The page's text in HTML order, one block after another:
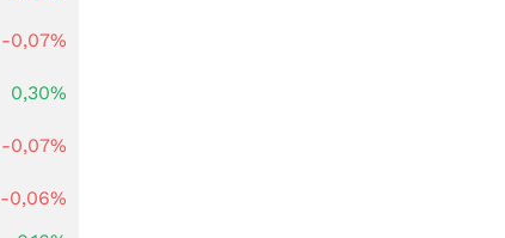
-0,07%
0,30%
-0,07%
-0,06%